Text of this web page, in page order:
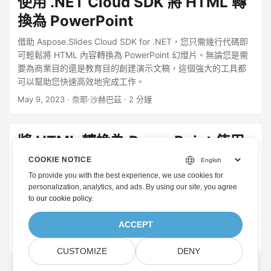
換為 PowerPoint
借助 Aspose.Slides Cloud SDK for .NET，您只需幾行代碼即
可輕鬆將 HTML 內容轉換為 PowerPoint 幻燈片。無論您是需
要為商業目的還是教育目的創建演示文稿，這個強大的工具都
可以幫助您快速高效地完成工作。
May 9, 2023 · 奈耶·沙赫巴茲 · 2 分鐘
將 HTML 轉換為 PowerPoint 使用
Java Cloud SDK
將 HTML 轉換為 PowerPoint 幻燈片，並無縫嵌入動態網頁元
素，以便製作引人入勝和互動的演示文稿。了解如何將 HTML
用 Java Cloud SDK 創建展示您網頁內容的迷幻幻燈片。
May 30, 2022· Nayyer Shahbaz · 2 分鐘
COOKIE NOTICE
To provide you with the best experience, we use cookies for
personalization, analytics, and ads. By using our site, you agree
toour cookie policy.
ACCEPT
CUSTOMIZE DENY